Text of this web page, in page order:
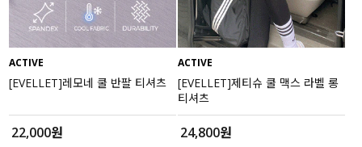
ACTIVE
[EVELLET]레모네 쿨 반팔 티셔츠
22,000원
ACTIVE
[EVELLET]제티슈 쿨 맥스 라벨 롱
티셔츠
24,800원